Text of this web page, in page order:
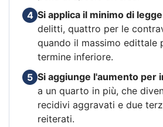
4 Si applica il minimo di legge
delitti, quattro per le
quando il massimo edittale
termine inferiore.
5 Si aggiunge l'aumento per
a un quarto in più, che
recidivi aggravati e due
reiterati.